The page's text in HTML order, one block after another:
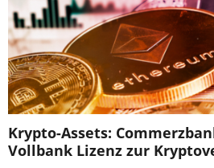
Krypto-Assets:
Vollbank Lizenz zur